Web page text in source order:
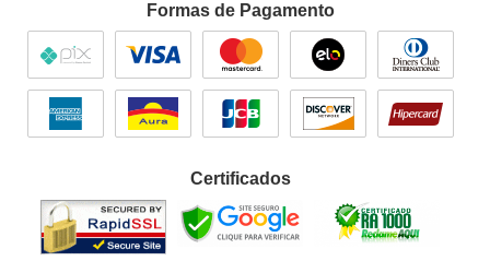
Formas de Pagamento
Certificados